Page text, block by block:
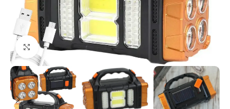
Spustelėkite, kad padidintumėte